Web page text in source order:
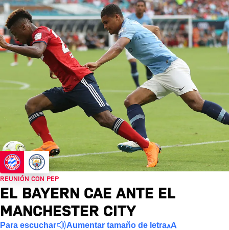
REUNIÓN CON PEP
EL BAYERN CAE ANTE EL
MANCHESTER CITY
Para escuchar Aumentar tamaño de letra